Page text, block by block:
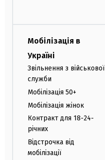
Мобілізація в
Україні
Звільнення з військової
служби
Мобілізація 50+
Мобілізація жінок
Контракт для 18-24-
річних
Відстрочка від
мобілізації